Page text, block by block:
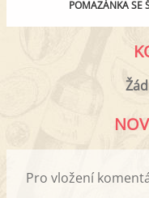
POMAZÁNKA SE
Pro vložení